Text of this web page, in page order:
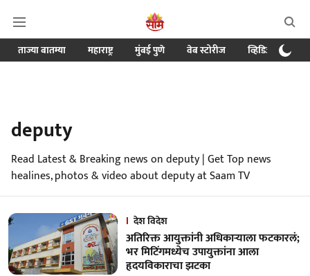
ताज्या बातम्या महाराष्ट्र मुंबई पुणे वेब स्टोरीज व्हिडिओ
deputy
Read Latest & Breaking news on deputy | Get Top news
healines, photos & video about deputy at Saam TV
देश विदेश
अतिरिक्त आयुक्तांनी अधिकाऱ्याला फटकारलं;
भर मिटिंगमध्येच उपायुक्तांना आला
हृदयविकाराचा झटका